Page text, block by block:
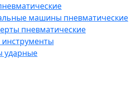
машины пневматические
пневматические
ударные